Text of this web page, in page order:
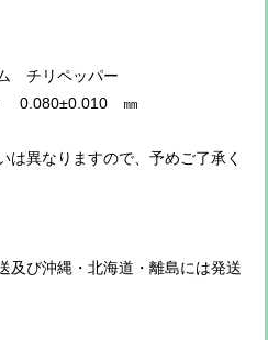
チリペッパー
0.080±0.010 ㎜
は異なりますので、予めご了承く
及び沖縄・北海道・離島には発送